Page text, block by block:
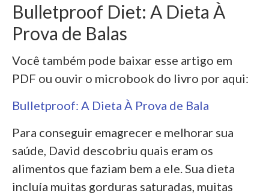
Bulletproof Diet: A Dieta À
Prova de Balas
Você também pode baixar esse artigo em
PDF ou ouvir o microbook do livro por aqui:
Bulletproof: A Dieta À Prova de Bala
Para conseguir emagrecer e melhorar sua
saúde, David descobriu quais eram os
alimentos que faziam bem a ele. Sua dieta
incluía muitas gorduras saturadas, muitas